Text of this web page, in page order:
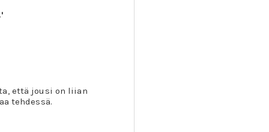
että jousi on liian
tehdessä.